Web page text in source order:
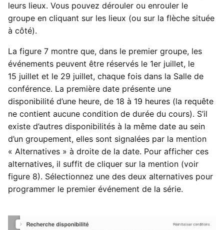
leurs lieux. Vous pouvez dérouler ou enrouler le
groupe en cliquant sur les lieux (ou sur la flèche située
à côté).
La figure 7 montre que, dans le premier groupe, les
événements peuvent être réservés le 1er juillet, le
15 juillet et le 29 juillet, chaque fois dans la Salle de
conférence. La première date présente une
disponibilité d’une heure, de 18 à 19 heures (la requête
ne contient aucune condition de durée du cours). S’il
existe d’autres disponibilités à la même date au sein
d’un groupement, elles sont signalées par la mention
« Alternatives » à droite de la date. Pour afficher ces
alternatives, il suffit de cliquer sur la mention (voir
figure 8). Sélectionnez une des deux alternatives pour
programmer le premier événement de la série.